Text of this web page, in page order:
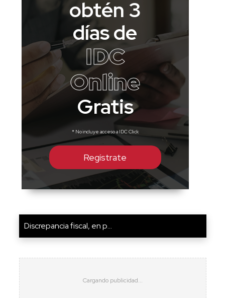
obtén 3
días de
IDC
Online
Gratis
* No incluye acceso a IDC Click
Regístrate
Discrepancia fiscal, en p...